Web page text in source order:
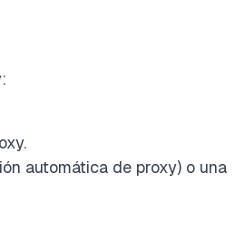
automática de proxy) o una